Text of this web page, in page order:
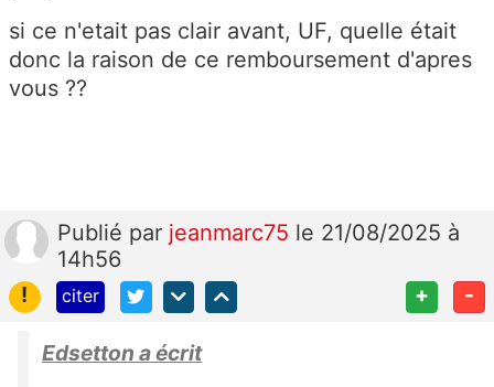
si ce n'etait pas clair avant, UF, quelle était
donc la raison de ce remboursement d'apres
vous ??
Publié par jeanmarc75 le 21/08/2025 à
14h56
!
citer + -
Edsetton a écrit